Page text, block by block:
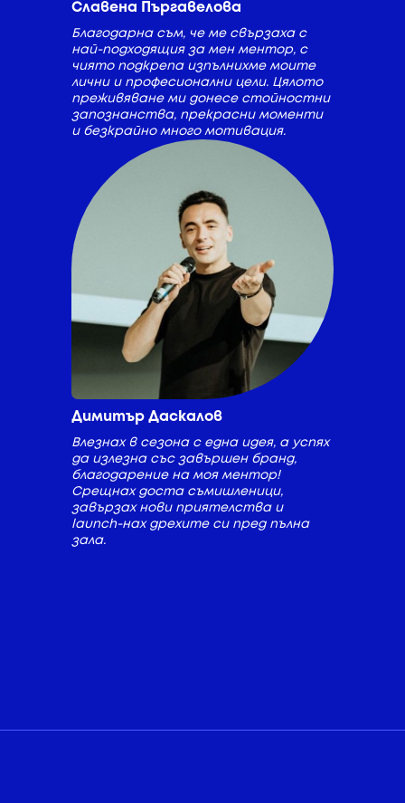
Славена Пъргавелова
Благодарна съм, че ме свързаха с
най-подходящия за мен ментор, с
чиято подкрепа изпълнихме моите
лични и професионални цели. Цялото
преживяване ми донесе стойностни
запознанства, прекрасни моменти
и безкрайно много мотивация.
Димитър Даскалов
Влезнах в сезона с една идея, а успях
да излезна със завършен бранд,
благодарение на моя ментор!
Срещнах доста съмишленици,
завързах нови приятелства и
launch-нах дрехите си пред пълна
зала.